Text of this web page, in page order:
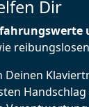
Dir
Deinen